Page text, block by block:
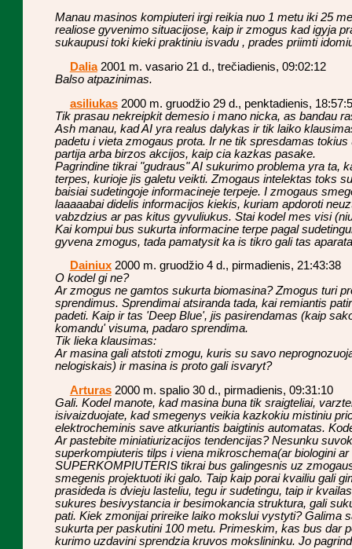
Manau masinos kompiuteri irgi reikia nuo 1 metu iki 25
realiose gyvenimo situacijose, kaip ir zmogus kad igyja
sukaupusi toki kieki praktiniu isvadu , prades priimti
Dalia2001 m. vasario 21 d., trečiadienis, 09:02:12
Balso atpazinimas.
asiliukas2000 m. gruodžio 29 d., penktadienis,
Tik prasau nekreipkit demesio i mano nicka, as bandau
Ash manau, kad AI yra realus dalykas ir tik laiko
padetu i vieta zmogaus prota. Ir ne tik spresdamas
partija arba birzos akcijos, kaip cia kazkas pasake.
Pagrindine tikrai "gudraus" AI sukurimo problema yra ta,
terpes, kurioje jis galetu veikti. Zmogaus intelektas toks
baisiai sudetingoje informacineje terpeje. I zmogaus
laaaaabai didelis informacijos kiekis, kuriam apdoroti
vabzdzius ar pas kitus gyvuliukus. Stai kodel mes visi
Kai kompui bus sukurta informacine terpe pagal
gyvena zmogus, tada pamatysit ka is tikro gali tas
Dainiux2000 m. gruodžio 4 d., pirmadienis, 21:43:38
O kodel gi ne?
Ar zmogus ne gamtos sukurta biomasina? Zmogus turi
sprendimus. Sprendimai atsiranda tada, kai remiantis
padeti. Kaip ir tas 'Deep Blue', jis pasirendamas (kaip
komandu' visuma, padaro sprendima.
Tik lieka klausimas:
Ar masina gali atstoti zmogu, kuris su savo
nelogiskais) ir masina is proto gali isvaryt?
Arturas2000 m. spalio 30 d., pirmadienis, 09:31:10
Gali. Kodel manote, kad masina buna tik sraigteliai,
isivaizduojate, kad smegenys veikia kazkokiu mistiniu
elektrocheminis save atkuriantis baigtinis automatas.
Ar pastebite miniatiurizacijos tendencijas? Nesunku
superkompiuteris tilps i viena mikroschema(ar biologini
SUPERKOMPIUTERIS tikrai bus galingesnis uz
smegenis projektuoti iki galo. Taip kaip porai kvailiu gali
prasideda is dvieju lasteliu, tegu ir sudetingu, taip ir
sukures besivystancia ir besimokancia struktura, gali
pati. Kiek zmonijai prireike laiko mokslui vystyti? Galima
sukurta per paskutini 100 metu. Primeskim, kas bus dar
kurimo uzdavini sprendzia kruvos mokslininku. Jo